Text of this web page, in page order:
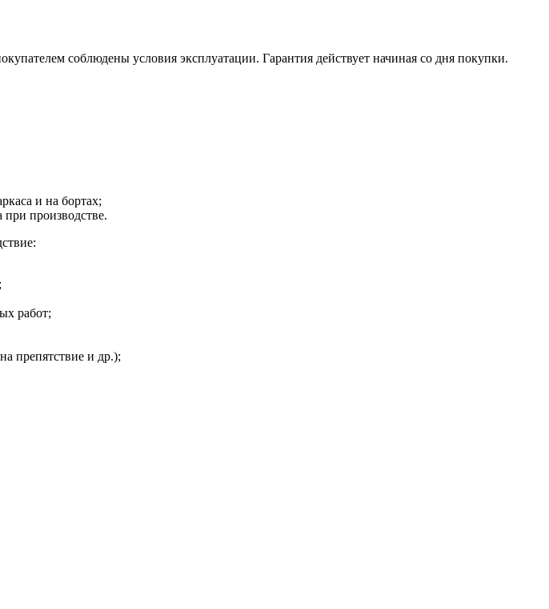
соблюдены условия эксплуатации. Гарантия действует начиная со дня покупки.
и на бортах;
производстве.
работ;
препятствие и др.);